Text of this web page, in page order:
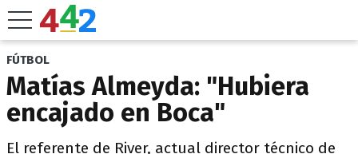
FÚTBOL
Matías Almeyda: "Hubiera
encajado en Boca"
El referente de River, actual director técnico de